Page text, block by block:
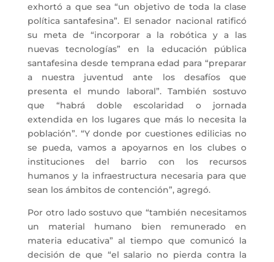
exhortó a que sea “un objetivo de toda la clase
política santafesina”. El senador nacional ratificó
su meta de “incorporar a la robótica y a las
nuevas tecnologías” en la educación pública
santafesina desde temprana edad para “preparar
a nuestra juventud ante los desafíos que
presenta el mundo laboral”. También sostuvo
que “habrá doble escolaridad o jornada
extendida en los lugares que más lo necesita la
población”. “Y donde por cuestiones edilicias no
se pueda, vamos a apoyarnos en los clubes o
instituciones del barrio con los recursos
humanos y la infraestructura necesaria para que
sean los ámbitos de contención”, agregó.
Por otro lado sostuvo que “también necesitamos
un material humano bien remunerado en
materia educativa” al tiempo que comunicó la
decisión de que “el salario no pierda contra la